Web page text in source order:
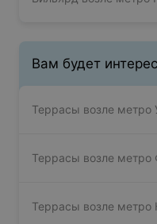
Вам будет
Террасы возле метро
Террасы возле метро
Террасы возле метро